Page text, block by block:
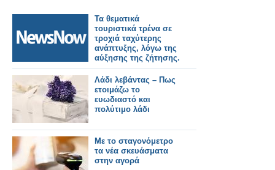
Τα θεματικά
τουριστικά τρένα σε
τροχιά ταχύτερης
ανάπτυξης, λόγω της
αύξησης της ζήτησης.
Λάδι λεβάντας – Πως
ετοιμάζω το
ευωδιαστό και
πολύτιμο λάδι
Mε το σταγονόμετρο
τα νέα σκευάσματα
στην αγορά